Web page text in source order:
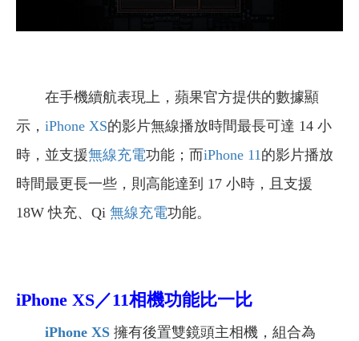
在手機續航表現上，蘋果官方提供的數據顯
示， iPhone XS的影片無線播放時間最長可達 14 小
時，並支援無線充電功能；而iPhone 11 的影片播放
時間最更長一些，則高能達到 17 小時，且支援
18W 快充、Qi 無線充電功能。
iPhone XS／11相機功能比一比
iPhone XS 擁有後置雙鏡頭主相機，組合為